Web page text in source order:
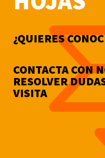
¿QUIERES
CONTACTA CON
RESOLVER
VISITA